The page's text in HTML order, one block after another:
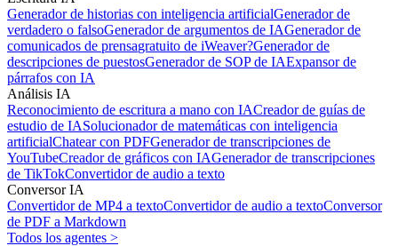
Generador de historias con inteligencia artificialGenerador de
verdadero o falsoGenerador de argumentos de IAGenerador de
comunicados de prensagratuito de iWeaver?Generador de
descripciones de puestosGenerador de SOP de IAExpansor de
párrafos con IA
Análisis IA
Reconocimiento de escritura a mano con IACreador de guías de
estudio de IASolucionador de matemáticas con inteligencia
artificialChatear con PDFGenerador de transcripciones de
YouTubeCreador de gráficos con IAGenerador de transcripciones
de TikTokConvertidor de audio a texto
Conversor IA
Convertidor de MP4 a textoConvertidor de audio a textoConversor
de PDF a Markdown
Todos los agentes >